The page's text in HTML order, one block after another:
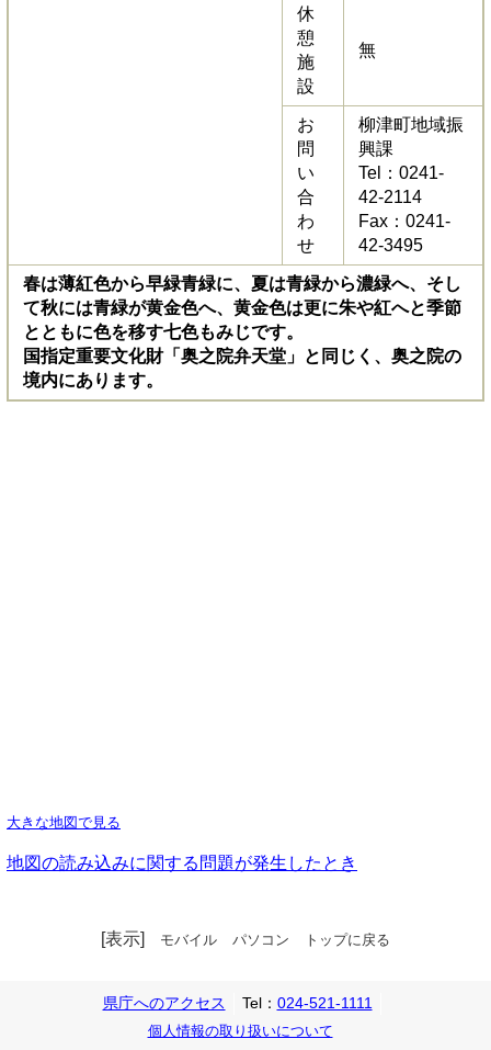
休
憩
施
設
無
お
問
い
合
わ
せ
柳津町地域振
興課
Tel：0241-
42-2114
Fax：0241-
42-3495
春は薄紅色から早緑青緑に、夏は青緑から濃緑へ、そし
て秋には青緑が黄金色へ、黄金色は更に朱や紅へと季節
とともに色を移す七色もみじです。
国指定重要文化財「奥之院弁天堂」と同じく、奥之院の
境内にあります。
大きな地図で見る
地図の読み込みに関する問題が発生したとき
[表示] モバイル パソコン トップに戻る
県庁へのアクセス Tel： 024-521-1111
個人情報の取り扱いについて